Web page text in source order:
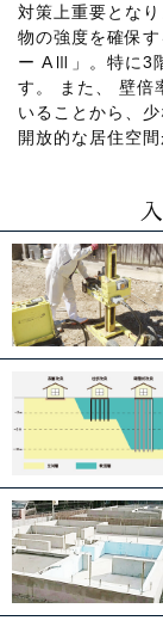
対策上重要とな
物の強度を確保
ー AⅢ」。特に3
す。 また、 壁倍
いることから、
開放的な居住空間